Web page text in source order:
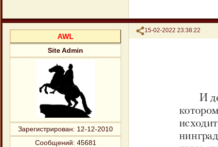
Поделиться
15-02-2022 23:38:22
AWL
Site Admin
Зарегистрирован: 12-12-2010
Сообщений: 45681